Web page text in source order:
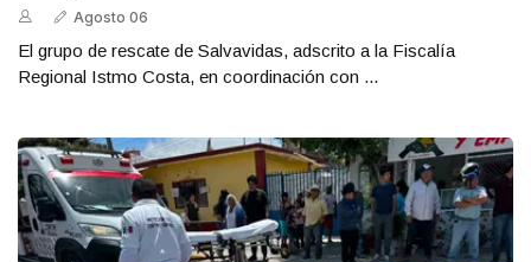
Agosto 06
El grupo de rescate de Salvavidas, adscrito a la Fiscalía
Regional Istmo Costa, en coordinación con ...